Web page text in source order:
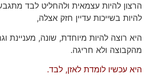
הרצון להיות עצמאית ולהחליט לבד
להיות בשייכות עדיין חזק אצלה,
היא רוצה להיות מיוחדת, שונה, מעניינת
מהקבוצה ולא חריגה.
היא עכשיו לומדת לאזן, לבד.